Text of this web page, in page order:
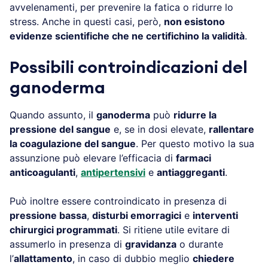
avvelenamenti, per prevenire la fatica o ridurre lo
stress. Anche in questi casi, però, non esistono
evidenze scientifiche che ne certifichino la validità.
Possibili controindicazioni del
ganoderma
Quando assunto, il ganoderma può ridurre la
pressione del sangue e, se in dosi elevate, rallentare
la coagulazione del sangue. Per questo motivo la sua
assunzione può elevare l’efficacia di farmaci
anticoagulanti, antipertensivi e antiaggreganti.
Può inoltre essere controindicato in presenza di
pressione bassa, disturbi emorragici e interventi
chirurgici programmati. Si ritiene utile evitare di
assumerlo in presenza di gravidanza o durante
l’allattamento, in caso di dubbio meglio chiedere